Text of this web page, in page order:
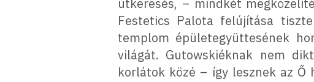
útkeresés, – mindkét
Festetics Palota felújítása
templom épületegyüttesének
világát. Gutowskiéknak nem
korlátok közé – így lesznek az Ő